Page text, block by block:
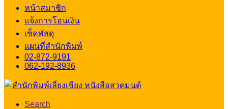
หน้าสมาชิก
แจ้งการโอนเงิน
เช็คพัสดุ
แผนที่สำนักพิมพ์
02-872-9191
062-192-8936
Search